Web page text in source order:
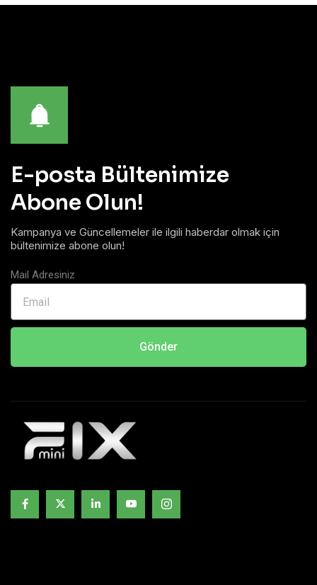
E-posta Bültenimize
Abone Olun!
Kampanya ve Güncellemeler ile ilgili haberdar olmak için
bültenimize abone olun!
Mail Adresiniz
Gönder